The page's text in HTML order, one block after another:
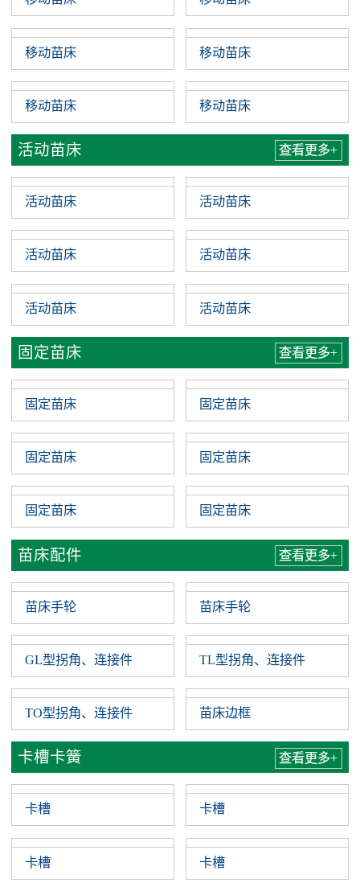
移动苗床 移动苗床
移动苗床 移动苗床
活动苗床 查看更多+
活动苗床 活动苗床
活动苗床 活动苗床
活动苗床 活动苗床
固定苗床 查看更多+
固定苗床 固定苗床
固定苗床 固定苗床
固定苗床 固定苗床
苗床配件 查看更多+
苗床手轮 苗床手轮
GL型拐角、连接件 TL型拐角、连接件
TO型拐角、连接件 苗床边框
卡槽卡簧 查看更多+
卡槽 卡槽
卡槽 卡槽